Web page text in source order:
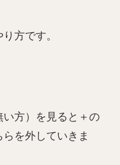
方です。
方）を見ると＋の
を外していきま